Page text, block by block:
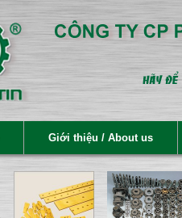
Giới thiệu / About us